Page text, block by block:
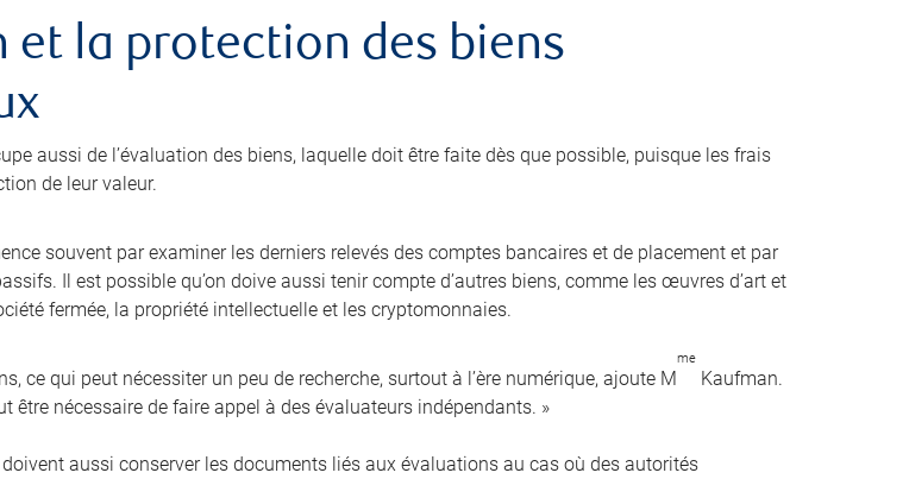
et la protection des biens
aussi de l’évaluation des biens, laquelle doit être faite dès que possible, puisque les frais
de leur valeur.
souvent par examiner les derniers relevés des comptes bancaires et de placement et par
Il est possible qu’on doive aussi tenir compte d’autres biens, comme les œuvres d’art et
fermée, la propriété intellectuelle et les cryptomonnaies.
ce qui peut nécessiter un peu de recherche, surtout à l’ère numérique, ajoute M
me
Kaufman.
être nécessaire de faire appel à des évaluateurs indépendants. »
aussi conserver les documents liés aux évaluations au cas où des autorités